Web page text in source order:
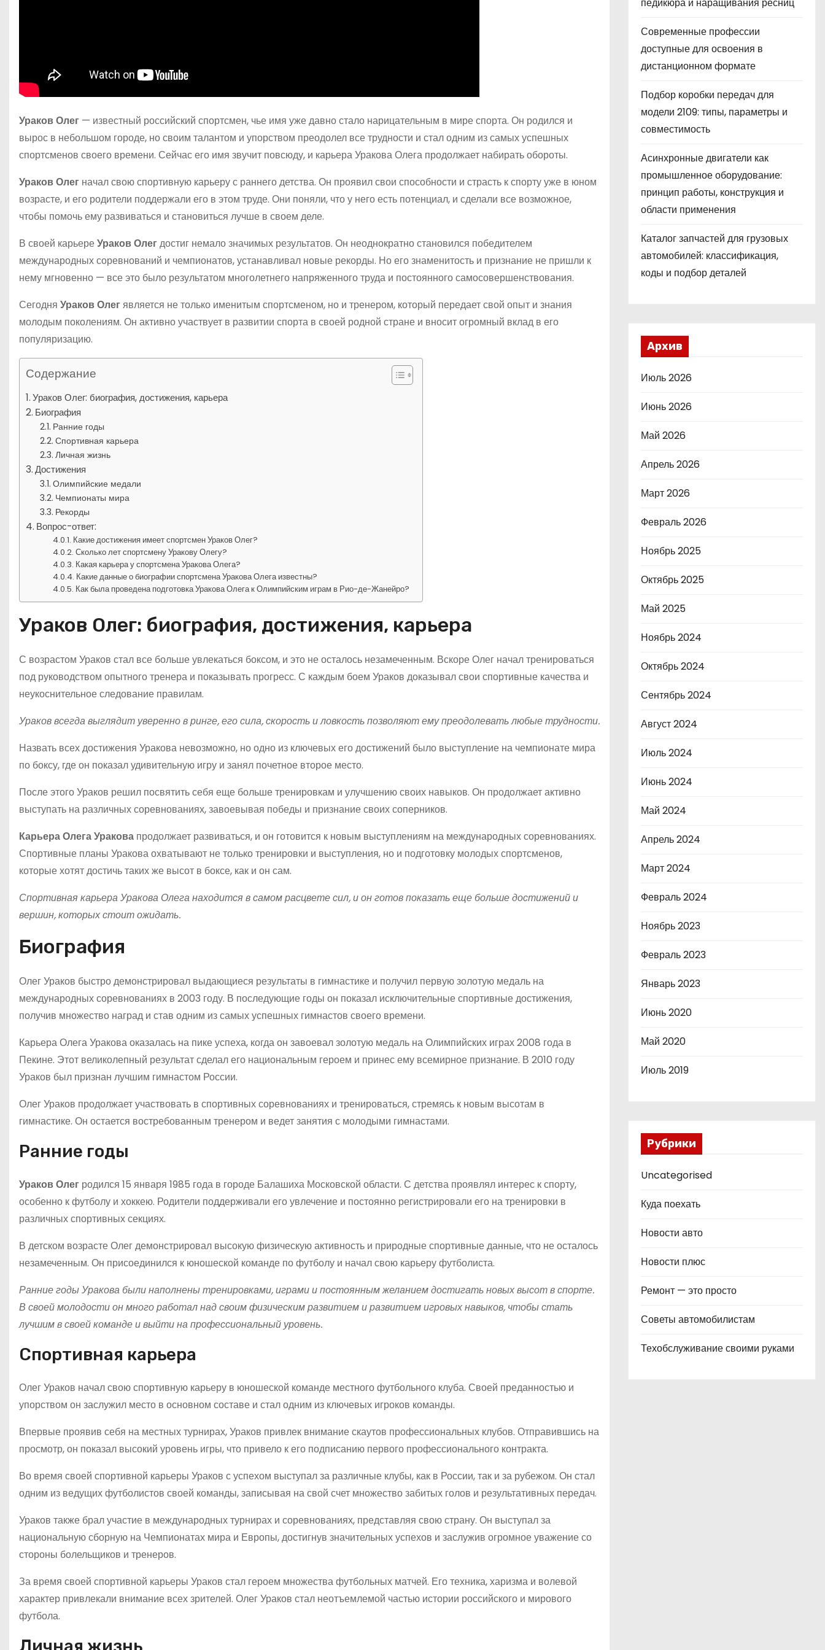
Ураков Олег — известный российский спортсмен, чье имя уже давно стало нарицательным в мире спорта. Он родился и
вырос в небольшом городе, но своим талантом и упорством преодолел все трудности и стал одним из самых успешных
спортсменов своего времени. Сейчас его имя звучит повсюду, и карьера Уракова Олега продолжает набирать обороты.
Ураков Олег начал свою спортивную карьеру с раннего детства. Он проявил свои способности и страсть к спорту уже в юном
возрасте, и его родители поддержали его в этом труде. Они поняли, что у него есть потенциал, и сделали все возможное,
чтобы помочь ему развиваться и становиться лучше в своем деле.
В своей карьереУраков Олегдостиг немало значимых результатов. Он неоднократно становился победителем
международных соревнований и чемпионатов, устанавливал новые рекорды. Но его знаменитость и признание не пришли к
нему мгновенно — все это было результатом многолетнего напряженного труда и постоянного самосовершенствования.
Сегодня Ураков Олегявляется не только именитым спортсменом, но и тренером, который передает свой опыт и знания
молодым поколениям. Он активно участвует в развитии спорта в своей родной стране и вносит огромный вклад в его
популяризацию.
Содержание
Ураков Олег: биография, достижения, карьера
Биография
Ранние годы
Спортивная карьера
Личная жизнь
Достижения
Олимпийские медали
Чемпионаты мира
Рекорды
Вопрос-ответ:
Какие достижения имеет спортсмен Ураков Олег?
Сколько лет спортсмену Уракову Олегу?
Какая карьера у спортсмена Уракова Олега?
Какие данные о биографии спортсмена Уракова Олега известны?
Как была проведена подготовка Уракова Олега к Олимпийским играм в Рио-де-Жанейро?
Ураков Олег: биография, достижения, карьера
С возрастом Ураков стал все больше увлекаться боксом, и это не осталось незамеченным. Вскоре Олег начал тренироваться
под руководством опытного тренера и показывать прогресс. С каждым боем Ураков доказывал свои спортивные качества и
неукоснительное следование правилам.
Ураков всегда выглядит уверенно в ринге, его сила, скорость и ловкость позволяют ему преодолевать любые трудности.
Назвать всех достижения Уракова невозможно, но одно из ключевых его достижений было выступление на чемпионате мира
по боксу, где он показал удивительную игру и занял почетное второе место.
После этого Ураков решил посвятить себя еще больше тренировкам и улучшению своих навыков. Он продолжает активно
выступать на различных соревнованиях, завоевывая победы и признание своих соперников.
Карьера Олега Уракова продолжает развиваться, и он готовится к новым выступлениям на международных соревнованиях.
Спортивные планы Уракова охватывают не только тренировки и выступления, но и подготовку молодых спортсменов,
которые хотят достичь таких же высот в боксе, как и он сам.
Спортивная карьера Уракова Олега находится в самом расцвете сил, и он готов показать еще больше достижений и
вершин, которых стоит ожидать.
Биография
Олег Ураков быстро демонстрировал выдающиеся результаты в гимнастике и получил первую золотую медаль на
международных соревнованиях в 2003 году. В последующие годы он показал исключительные спортивные достижения,
получив множество наград и став одним из самых успешных гимнастов своего времени.
Карьера Олега Уракова оказалась на пике успеха, когда он завоевал золотую медаль на Олимпийских играх 2008 года в
Пекине. Этот великолепный результат сделал его национальным героем и принес ему всемирное признание. В 2010 году
Ураков был признан лучшим гимнастом России.
Олег Ураков продолжает участвовать в спортивных соревнованиях и тренироваться, стремясь к новым высотам в
гимнастике. Он остается востребованным тренером и ведет занятия с молодыми гимнастами.
Ранние годы
Ураков Олег родился 15 января 1985 года в городе Балашиха Московской области. С детства проявлял интерес к спорту,
особенно к футболу и хоккею. Родители поддерживали его увлечение и постоянно регистрировали его на тренировки в
различных спортивных секциях.
В детском возрасте Олег демонстрировал высокую физическую активность и природные спортивные данные, что не осталось
незамеченным. Он присоединился к юношеской команде по футболу и начал свою карьеру футболиста.
Ранние годы Уракова были наполнены тренировками, играми и постоянным желанием достигать новых высот в спорте.
В своей молодости он много работал над своим физическим развитием и развитием игровых навыков, чтобы стать
лучшим в своей команде и выйти на профессиональный уровень.
Спортивная карьера
Олег Ураков начал свою спортивную карьеру в юношеской команде местного футбольного клуба. Своей преданностью и
упорством он заслужил место в основном составе и стал одним из ключевых игроков команды.
Впервые проявив себя на местных турнирах, Ураков привлек внимание скаутов профессиональных клубов. Отправившись на
просмотр, он показал высокий уровень игры, что привело к его подписанию первого профессионального контракта.
Во время своей спортивной карьеры Ураков с успехом выступал за различные клубы, как в России, так и за рубежом. Он стал
одним из ведущих футболистов своей команды, записывая на свой счет множество забитых голов и результативных передач.
Ураков также брал участие в международных турнирах и соревнованиях, представляя свою страну. Он выступал за
национальную сборную на Чемпионатах мира и Европы, достигнув значительных успехов и заслужив огромное уважение со
стороны болельщиков и тренеров.
За время своей спортивной карьеры Ураков стал героем множества футбольных матчей. Его техника, харизма и волевой
характер привлекали внимание всех зрителей. Олег Ураков стал неотъемлемой частью истории российского и мирового
футбола.
Личная жизнь
Современные профессии
доступные для освоения в
дистанционном формате
Подбор коробки передач для
модели 2109: типы, параметры и
совместимость
Асинхронные двигатели как
промышленное оборудование:
принцип работы, конструкция и
области применения
Каталог запчастей для грузовых
автомобилей: классификация,
коды и подбор деталей
Архив
Июль 2026
Июнь 2026
Май 2026
Апрель 2026
Март 2026
Февраль 2026
Ноябрь 2025
Октябрь 2025
Май 2025
Ноябрь 2024
Октябрь 2024
Сентябрь 2024
Август 2024
Июль 2024
Июнь 2024
Май 2024
Апрель 2024
Март 2024
Февраль 2024
Ноябрь 2023
Февраль 2023
Январь 2023
Июнь 2020
Май 2020
Июль 2019
Рубрики
Uncategorised
Куда поехать
Новости авто
Новости плюс
Ремонт — это просто
Советы автомобилистам
Техобслуживание своими руками